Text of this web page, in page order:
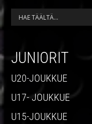
ENSISIJAINEN
JUNIORIT
U20-JOUKKUE
U17- JOUKKUE
U15-JOUKKUE